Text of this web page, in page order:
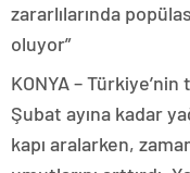
zararlılarında
oluyor”
KONYA – Türkiye’nin
Şubat ayına kadar
kapı aralarken,